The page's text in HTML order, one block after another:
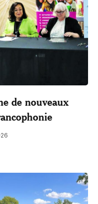
de nouveaux